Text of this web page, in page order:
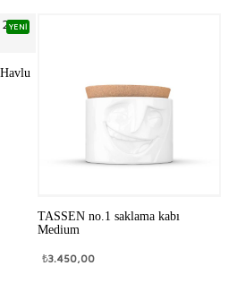
YENİ
TASSEN no.1 saklama kabı
Medium
₺3.450,00